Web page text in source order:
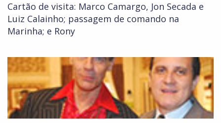
Cartão de visita: Marco Camargo, Jon Secada e
Luiz Calainho; passagem de comando na
Marinha; e Rony